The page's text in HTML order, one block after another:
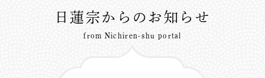
日蓮宗からのお知らせ
from Nichiren-shu portal